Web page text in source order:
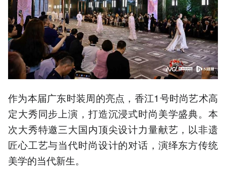
作为本届广东时装周的亮点，香江1号时尚艺术高
定大秀同步上演，打造沉浸式时尚美学盛典。本
次大秀特邀三大国内顶尖设计力量献艺，以非遗
匠心工艺与当代时尚设计的对话，演绎东方传统
美学的当代新生。